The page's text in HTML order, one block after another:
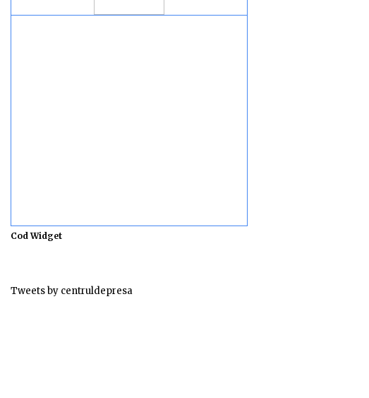
Cod Widget
Tweets by centruldepresa